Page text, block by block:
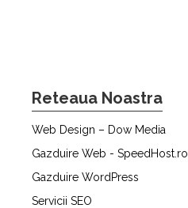
Reteaua Noastra
Web Design – Dow Media
Gazduire Web - SpeedHost.ro
Gazduire WordPress
Servicii SEO